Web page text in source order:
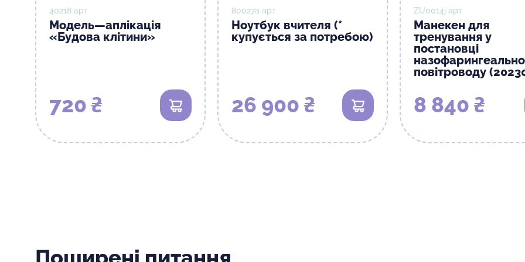
40218 арт
Модель—аплікація
«Будова клітини»
720 ₴ В кошик
80027а арт
Ноутбук вчителя (*
купується за потребою)
26 900 ₴ В кошик
ZU0014j арт
Манекен для
тренування у
постановці
повітроводу
8 840 ₴